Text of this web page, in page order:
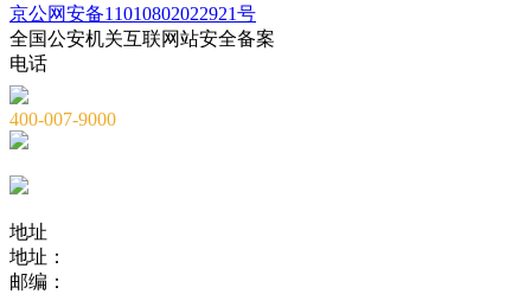
京公网安备11010802022921号
全国公安机关互联网站安全备案
电话
400-007-9000
地址
地址：
邮编：